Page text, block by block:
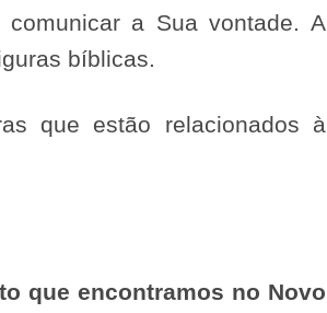
a Sua vontade. A
bíblicas.
que estão relacionados à
que encontramos no Novo